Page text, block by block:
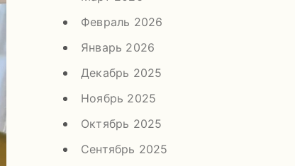
Февраль 2026
Январь 2026
Декабрь 2025
Ноябрь 2025
Октябрь 2025
Сентябрь 2025